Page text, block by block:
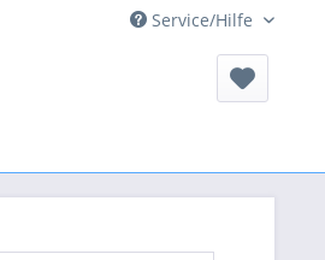
Service/Hilfe